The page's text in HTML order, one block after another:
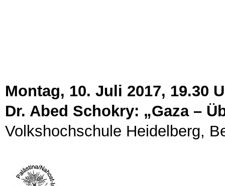
Montag, 10. Juli 2017, 19.30
Dr. Abed Schokry: „Gaza –
Volkshochschule Heidelberg,